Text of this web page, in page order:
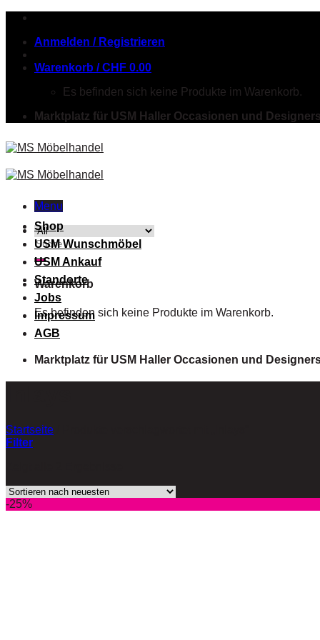
Skip
contentAnmelden / Registrieren
Warenkorb /CHF 0.00
Es befinden sich keine Produkte im Warenkorb.
Marktplatz für USM Haller Occasionen und
Menu
Suche
nach:
Warenkorb
Es befinden sich keine Produkte im Warenkorb.
Shop
USM Wunschmöbel
USM Ankauf
Standorte
Jobs
Impressum
AGB
Marktplatz für USM Haller Occasionen und
Startseite
Filter
-25%